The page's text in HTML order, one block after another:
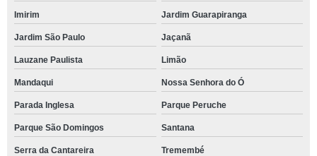
Imirim Jardim Guarapiranga
Jardim São Paulo Jaçanã
Lauzane Paulista Limão
Mandaqui Nossa Senhora do Ó
Parada Inglesa Parque Peruche
Parque São Domingos Santana
Serra da Cantareira Tremembé